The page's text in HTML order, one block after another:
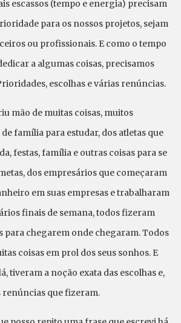
escassos (tempo e energia) precisam
para os nossos projetos, sejam
ou profissionais. E como o tempo
a algumas coisas, precisamos
escolhas e várias renúncias.
mão de muitas coisas, muitos
família para estudar, dos atletas que
festas, família e outras coisas para se
dos empresários que começaram
em suas empresas e trabalharam
finais de semana, todos fizeram
para chegarem onde chegaram. Todos
coisas em prol dos seus sonhos. E
tiveram a noção exata das escolhas e,
que fizeram.